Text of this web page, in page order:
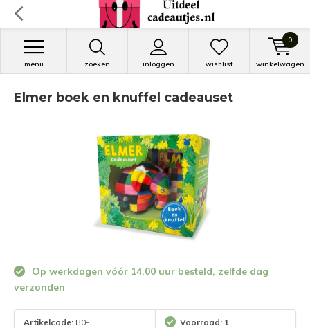
zoeken inloggen
menu wishlist winkelwagen
0
Elmer boek en knuffel cadeauset
Op werkdagen vóór 14.00 uur besteld, zelfde dag
verzonden
Artikelcode: B0-
Voorraad: 1